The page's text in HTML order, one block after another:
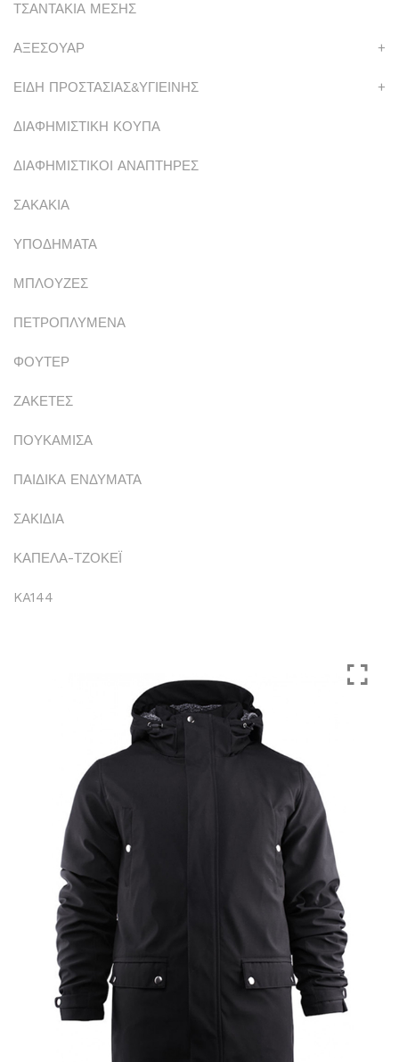
ΤΣΑΝΤΑΚΙΑ ΜΕΣΗΣ
ΑΞΕΣΟΥΑΡ +
ΕΙΔΗ ΠΡΟΣΤΑΣΙΑΣ&ΥΓΙΕΙΝΗΣ +
ΔΙΑΦΗΜΙΣΤΙΚΗ ΚΟΥΠΑ
ΔΙΑΦΗΜΙΣΤΙΚΟΙ ΑΝΑΠΤΗΡΕΣ
ΣΑΚΑΚΙΑ
ΥΠΟΔΗΜΑΤΑ
ΜΠΛΟΥΖΕΣ
ΠΕΤΡΟΠΛΥΜΕΝΑ
ΦΟΥΤΕΡ
ΖΑΚΕΤΕΣ
ΠΟΥΚΑΜΙΣΑ
ΠΑΙΔΙΚΑ ΕΝΔΥΜΑΤΑ
ΣΑΚΙΔΙΑ
ΚΑΠΕΛΑ-ΤΖΟΚΕΪ
KA144